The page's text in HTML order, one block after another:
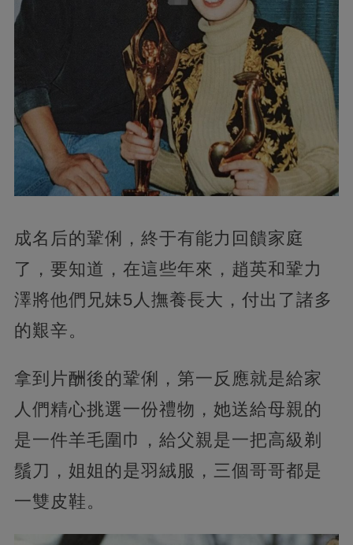
成名后的鞏俐，終于有能力回饋家庭
了，要知道，在這些年來，趙英和鞏力
澤將他們兄妹5人撫養長大，付出了諸多
的艱辛。
拿到片酬後的鞏俐，第一反應就是給家
人們精心挑選一份禮物，她送給母親的
是一件羊毛圍巾，給父親是一把高級剃
鬚刀，姐姐的是羽絨服，三個哥哥都是
一雙皮鞋。